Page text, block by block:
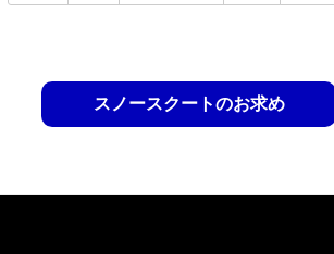
スノースクートのお求め